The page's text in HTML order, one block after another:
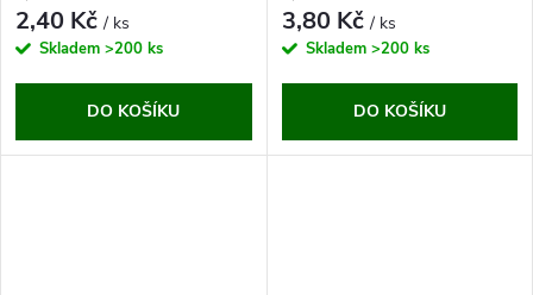
2,40 Kč/ ks
Skladem >200 ks
DO KOŠÍKU
3,80 Kč/ ks
Skladem >200 ks
DO KOŠÍKU